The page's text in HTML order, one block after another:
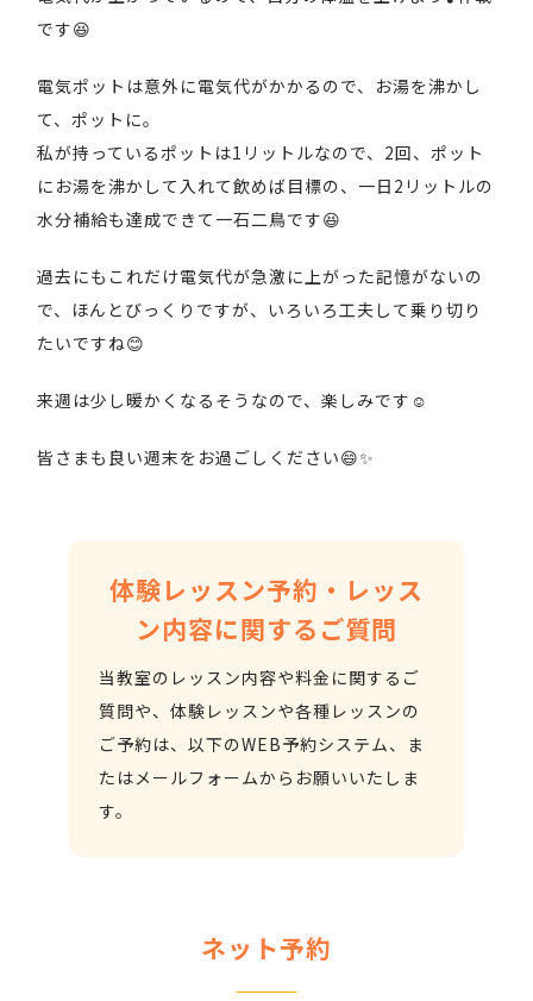
です😆
電気ポットは意外に電気代がかかるので、お湯を沸かし
て、ポットに。
私が持っているポットは1リットルなので、2回、ポット
にお湯を沸かして入れて飲めば目標の、一日2リットルの
水分補給も達成できて一石二鳥です😆
過去にもこれだけ電気代が急激に上がった記憶がないの
で、ほんとびっくりですが、いろいろ工夫して乗り切り
たいですね😊
来週は少し暖かくなるそうなので、楽しみです☺️
皆さまも良い週末をお過ごしください😄✨
体験レッスン予約・レッス
ン内容に関するご質問
当教室のレッスン内容や料金に関するご
質問や、体験レッスンや各種レッスンの
ご予約は、以下のWEB予約システム、ま
たはメールフォームからお願いいたしま
す。
ネット予約